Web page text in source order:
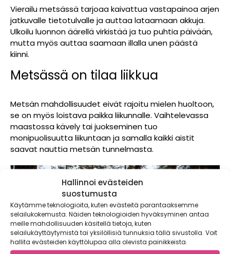
Hallinnoi evästeiden
suostumusta
Käytämme teknologioita, kuten evästeitä parantaaksemme
selailukokemusta. Näiden teknologioiden hyväksyminen antaa
meille mahdollisuuden käsitellä tietoja, kuten
selailukäyttäytymistä tai yksilöllisiä tunnuksia tällä sivustolla. Voit
hallita evästeiden käyttölupaa alla olevista painikkeista.
Vierailu metsässä tarjoaa kaivattua vastapainoa arjen
jatkuvalle tietotulvalle ja auttaa lataamaan akkuja.
Ulkoilu luonnon äärellä virkistää ja tuo puhtia päivään,
mutta myös auttaa saamaan illalla unen päästä
kiinni.
Metsässä on tilaa liikkua
Metsän mahdollisuudet eivät rajoitu mielen huoltoon,
se on myös loistava paikka liikunnalle. Vaihtelevassa
maastossa kävely tai juokseminen tuo
monipuolisuutta liikuntaan ja samalla kaikki aistit
saavat nauttia metsän tunnelmasta.